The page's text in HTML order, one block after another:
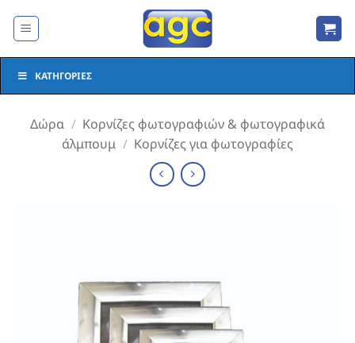
στο
ΚΑΤΗΓΟΡΊΕΣ
Δώρα / Κορνίζες φωτογραφιών & φωτογραφικά
άλμπουμ / Κορνίζες για φωτογραφίες